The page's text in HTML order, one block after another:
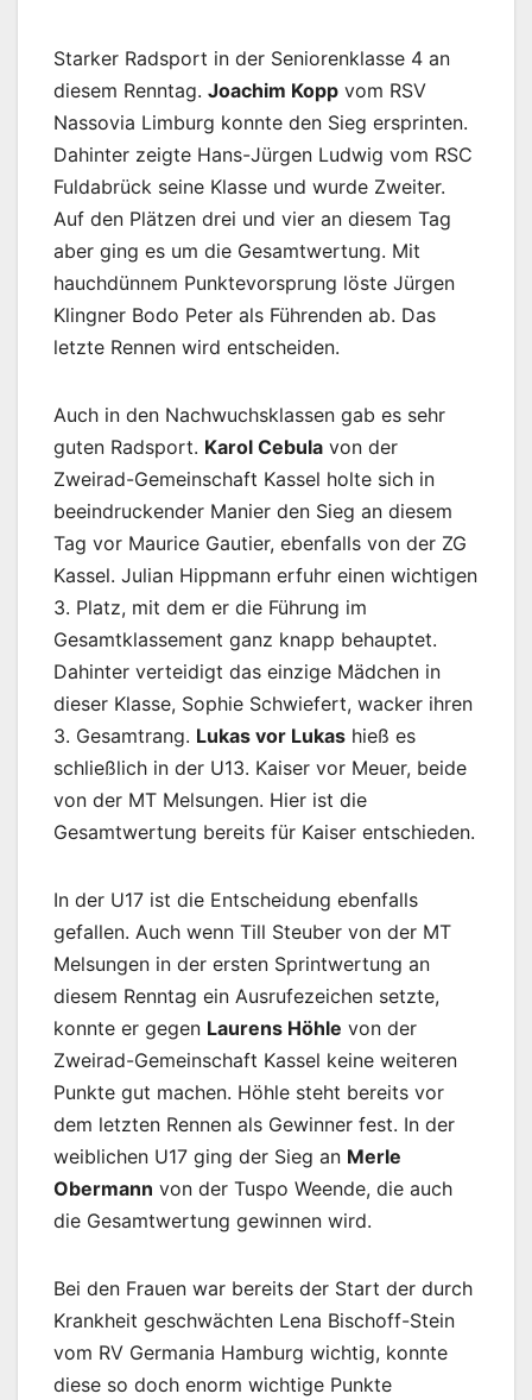
Starker Radsport in der Seniorenklasse 4 an
diesem Renntag. Joachim Kopp vom RSV
Nassovia Limburg konnte den Sieg ersprinten.
Dahinter zeigte Hans-Jürgen Ludwig vom RSC
Fuldabrück seine Klasse und wurde Zweiter.
Auf den Plätzen drei und vier an diesem Tag
aber ging es um die Gesamtwertung. Mit
hauchdünnem Punktevorsprung löste Jürgen
Klingner Bodo Peter als Führenden ab. Das
letzte Rennen wird entscheiden.
Auch in den Nachwuchsklassen gab es sehr
guten Radsport. Karol Cebula von der
Zweirad-Gemeinschaft Kassel holte sich in
beeindruckender Manier den Sieg an diesem
Tag vor Maurice Gautier, ebenfalls von der ZG
Kassel. Julian Hippmann erfuhr einen wichtigen
3. Platz, mit dem er die Führung im
Gesamtklassement ganz knapp behauptet.
Dahinter verteidigt das einzige Mädchen in
dieser Klasse, Sophie Schwiefert, wacker ihren
3. Gesamtrang. Lukas vor Lukas hieß es
schließlich in der U13. Kaiser vor Meuer, beide
von der MT Melsungen. Hier ist die
Gesamtwertung bereits für Kaiser entschieden.
In der U17 ist die Entscheidung ebenfalls
gefallen. Auch wenn Till Steuber von der MT
Melsungen in der ersten Sprintwertung an
diesem Renntag ein Ausrufezeichen setzte,
konnte er gegen Laurens Höhle von der
Zweirad-Gemeinschaft Kassel keine weiteren
Punkte gut machen. Höhle steht bereits vor
dem letzten Rennen als Gewinner fest. In der
weiblichen U17 ging der Sieg an Merle
Obermann von der Tuspo Weende, die auch
die Gesamtwertung gewinnen wird.
Bei den Frauen war bereits der Start der durch
Krankheit geschwächten Lena Bischoff-Stein
vom RV Germania Hamburg wichtig, konnte
diese so doch enorm wichtige Punkte